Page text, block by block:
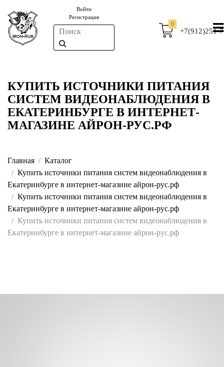
Войти
Регистрация
0
+7(912)251-
КУПИТЬ ИСТОЧНИКИ ПИТАНИЯ
СИСТЕМ ВИДЕОНАБЛЮДЕНИЯ В
ЕКАТЕРИНБУРГЕ В ИНТЕРНЕТ-
МАГАЗИНЕ АЙРОН-РУС.РФ
Главная
Каталог
Купить источники питания систем видеонаблюдения в
Екатеринбурге в интернет-магазине айрон-рус.рф
Купить источники питания систем видеонаблюдения в
Екатеринбурге в интернет-магазине айрон-рус.рф
Купить источники питания систем видеонаблюдения в
Екатеринбурге в интернет-магазине айрон-рус.рф